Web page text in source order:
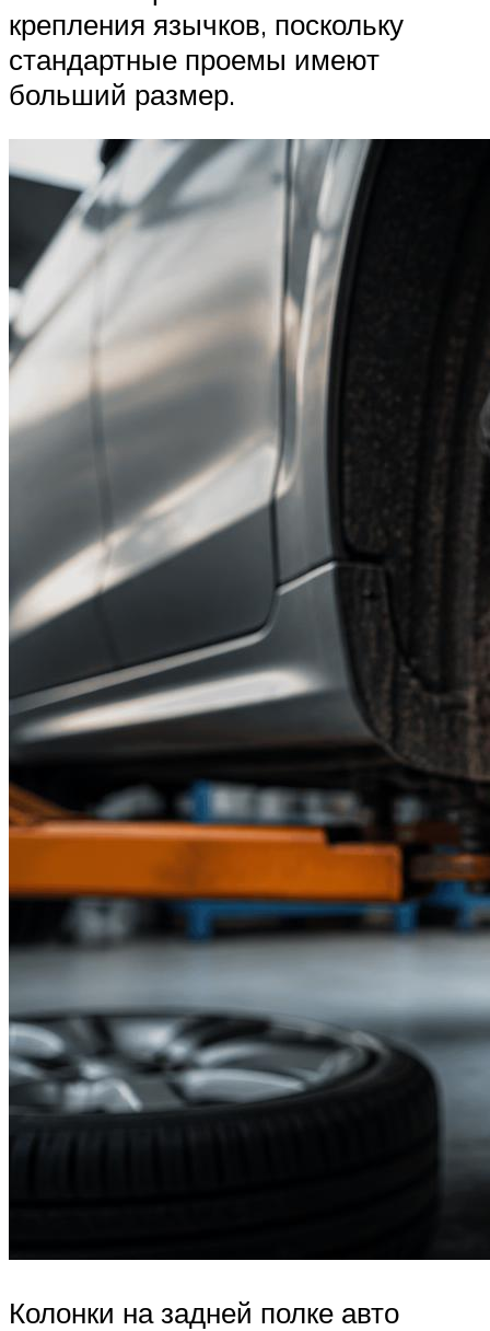
крепления язычков, поскольку
стандартные проемы имеют
больший размер.
Колонки на задней полке авто